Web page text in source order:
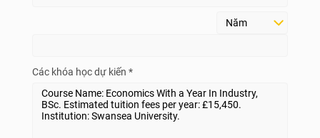
Các khóa học dự kiến *